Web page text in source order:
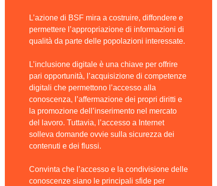
L’azione di BSF mira a costruire, diffondere e
permettere l’appropriazione di informazioni di
qualità da parte delle popolazioni interessate.
L’inclusione digitale è una chiave per offrire
pari opportunità, l’acquisizione di competenze
digitali che permettono l’accesso alla
conoscenza, l’affermazione dei propri diritti e
la promozione dell’inserimento nel mercato
del lavoro. Tuttavia, l’accesso a Internet
solleva domande ovvie sulla sicurezza dei
contenuti e dei flussi.
Convinta che l’accesso e la condivisione delle
conoscenze siano le principali sfide per